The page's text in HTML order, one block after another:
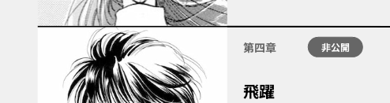
第四章 非公開
飛躍